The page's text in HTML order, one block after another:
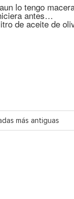
lo tengo
antes…
de aceite de
más antiguas